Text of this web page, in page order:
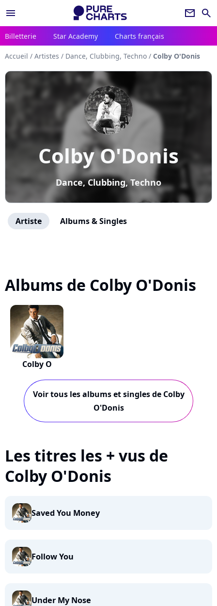
menu newsletter search
Billetterie Star Academy Charts français
Accueil / Artistes / Dance, Clubbing, Techno / Colby O'Donis
Colby O'Donis
Dance, Clubbing, Techno
Artiste Albums & Singles
Albums de Colby O'Donis
Colby O
Voir tous les albums et singles de Colby
O'Donis
Les titres les + vus de
Colby O'Donis
Saved You Money
Follow You
Under My Nose